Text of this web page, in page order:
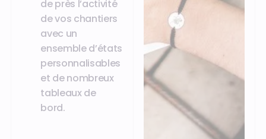
de près l’activité
de vos chantiers
avec un
ensemble d’états
personnalisables
et de nombreux
tableaux de
bord.